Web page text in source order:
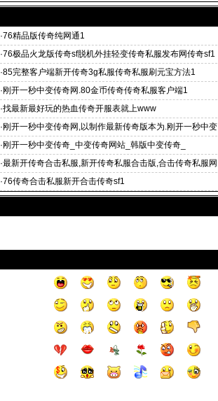
·76精品版传奇纯网通1
·76极品火龙版传奇sf脱机外挂轻变传奇私服发布网传奇sf1
·85完整客户端新开传奇3g私服传奇私服刷元宝方法1
·刚开一秒中变传奇网.80金币传奇传奇私服客户端1
·找最新最好玩的热血传奇开服表就上www
·刚开一秒中变传奇网,以制作最新传奇版本为.刚开一秒中变
传奇网 宗旨
·刚开一秒中变传奇_中变传奇网站_韩版中变传奇_
·最新开传奇合击私服,新开传奇私服合击版,合击传奇私服网
站,1.8
·76传奇合击私服新开合击传奇sf1